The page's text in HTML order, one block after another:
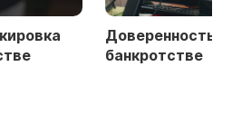
Доверенность
банкротстве